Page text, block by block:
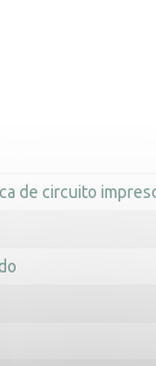
de circuito